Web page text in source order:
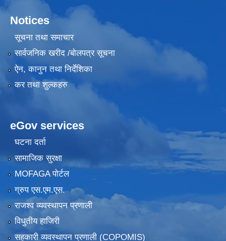
Notices
सूचना तथा समाचार
सार्वजनिक खरीद /बोलपत्र सूचना
ऐन, कानुन तथा निर्देशिका
कर तथा शुल्कहरु
eGov services
घटना दर्ता
सामाजिक सुरक्षा
MOFAGA पोर्टल
ग्रुप एस.एम.एस.
राजश्व व्यवस्थापन प्रणाली
विधुतीय हाजिरी
सहकारी व्यवस्थापन प्रणाली (COPOMIS)